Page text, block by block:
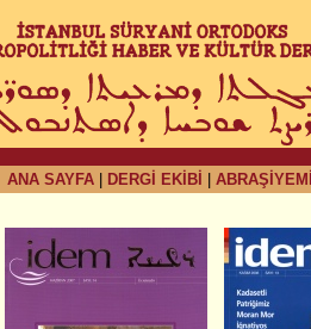
ANA SAYFA| DERGİ EKİBİ